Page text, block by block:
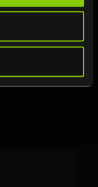
pracovat